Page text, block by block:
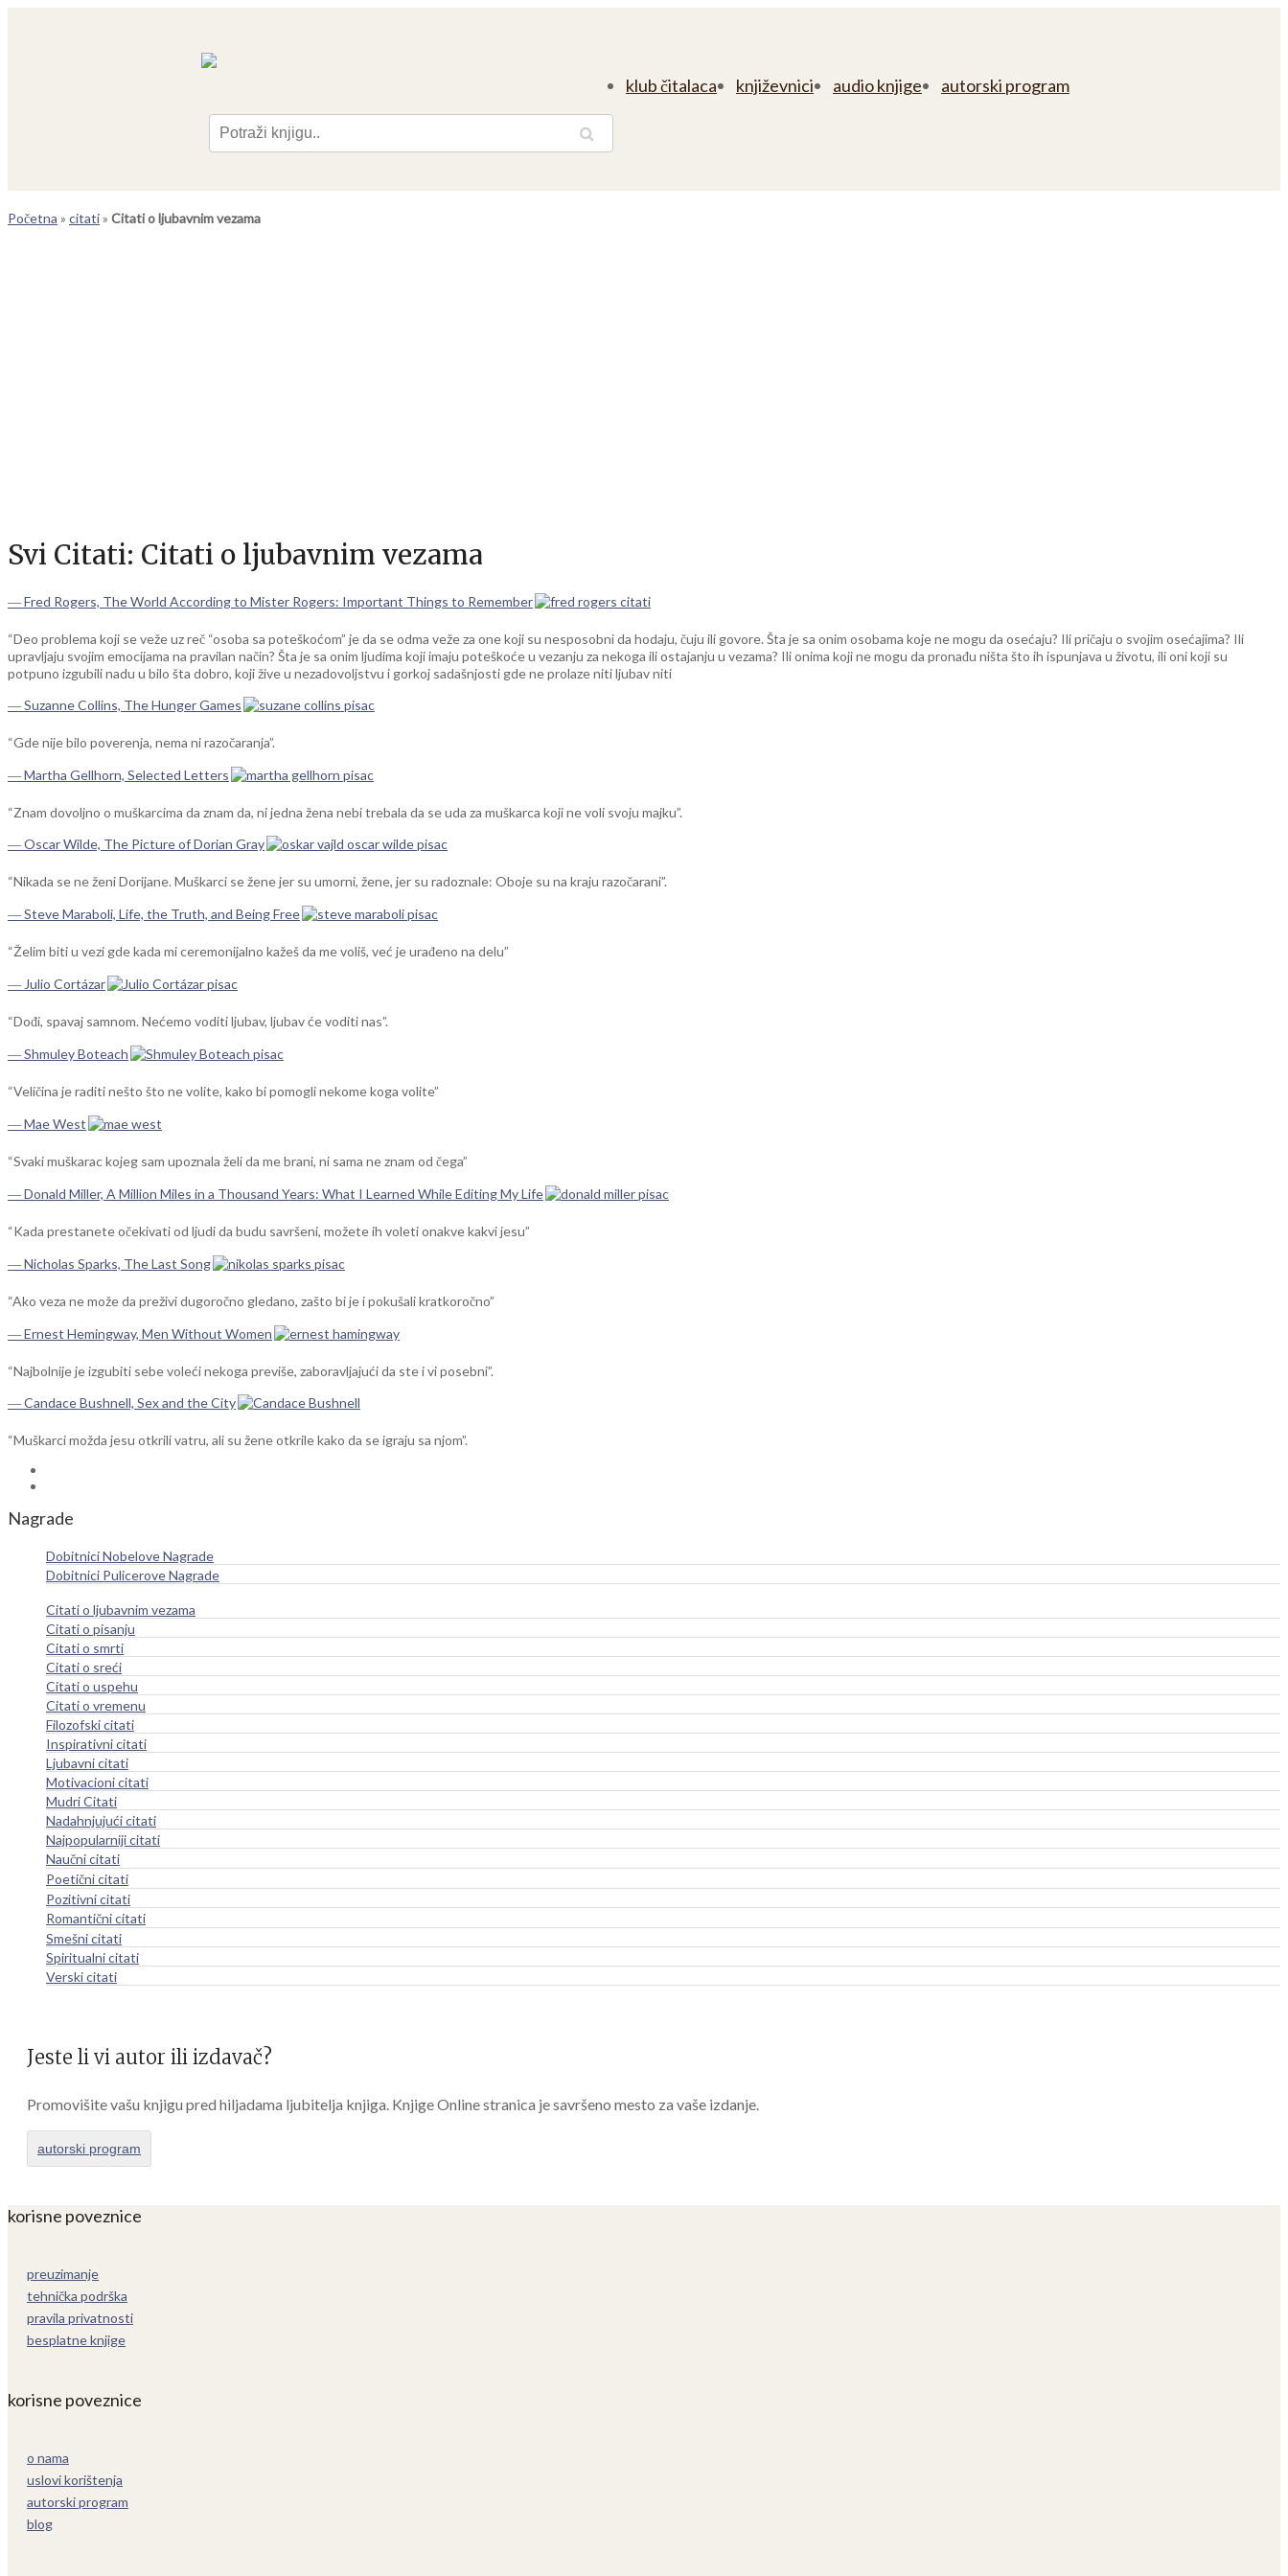
klub čitalaca književnici audio knjige autorski program
Početna » citati» Citati o ljubavnim vezama
Svi Citati: Citati o ljubavnim vezama
― Fred Rogers, The World According to Mister Rogers: Important Things to Remember
“Deo problema koji se veže uz reč “osoba sa poteškoćom” je da se odma veže za one koji su nesposobni da hodaju, čuju ili govore. Šta je sa onim osobama koje ne mogu da osećaju? Ili pričaju o svojim osećajima? Ili
upravljaju svojim emocijama na pravilan način? Šta je sa onim ljudima koji imaju poteškoće u vezanju za nekoga ili ostajanju u vezama? Ili onima koji ne mogu da pronađu ništa što ih ispunjava u životu, ili oni koji su
potpuno izgubili nadu u bilo šta dobro, koji žive u nezadovoljstvu i gorkoj sadašnjosti gde ne prolaze niti ljubav niti
― Suzanne Collins, The Hunger Games
“Gde nije bilo poverenja, nema ni razočaranja”.
― Martha Gellhorn, Selected Letters
“Znam dovoljno o muškarcima da znam da, ni jedna žena nebi trebala da se uda za muškarca koji ne voli svoju majku”.
― Oscar Wilde, The Picture of Dorian Gray
“Nikada se ne ženi Dorijane. Muškarci se žene jer su umorni, žene, jer su radoznale: Oboje su na kraju razočarani”.
― Steve Maraboli, Life, the Truth, and Being Free
“Želim biti u vezi gde kada mi ceremonijalno kažeš da me voliš, već je urađeno na delu”
― Julio Cortázar
“Dođi, spavaj samnom. Nećemo voditi ljubav, ljubav će voditi nas”.
― Shmuley Boteach
“Veličina je raditi nešto što ne volite, kako bi pomogli nekome koga volite”
― Mae West
“Svaki muškarac kojeg sam upoznala želi da me brani, ni sama ne znam od čega”
― Donald Miller, A Million Miles in a Thousand Years: What I Learned While Editing My Life
“Kada prestanete očekivati od ljudi da budu savršeni, možete ih voleti onakve kakvi jesu”
― Nicholas Sparks, The Last Song
“Ako veza ne može da preživi dugoročno gledano, zašto bi je i pokušali kratkoročno”
― Ernest Hemingway, Men Without Women
“Najbolnije je izgubiti sebe voleći nekoga previše, zaboravljajući da ste i vi posebni”.
― Candace Bushnell, Sex and the City
“Muškarci možda jesu otkrili vatru, ali su žene otkrile kako da se igraju sa njom”.
Nagrade
Dobitnici Nobelove Nagrade
Dobitnici Pulicerove Nagrade
Citati o ljubavnim vezama
Citati o pisanju
Citati o smrti
Citati o sreći
Citati o uspehu
Citati o vremenu
Filozofski citati
Inspirativni citati
Ljubavni citati
Motivacioni citati
Mudri Citati
Nadahnjujući citati
Najpopularniji citati
Naučni citati
Poetični citati
Pozitivni citati
Romantični citati
Smešni citati
Spiritualni citati
Verski citati
Jeste li vi autor ili izdavač?
Promovišite vašu knjigu pred hiljadama ljubitelja knjiga. Knjige Online stranica je savršeno mesto za vaše izdanje.
autorski program
korisne poveznice
preuzimanje
tehnička podrška
pravila privatnosti
besplatne knjige
korisne poveznice
o nama
uslovi korištenja
autorski program
blog